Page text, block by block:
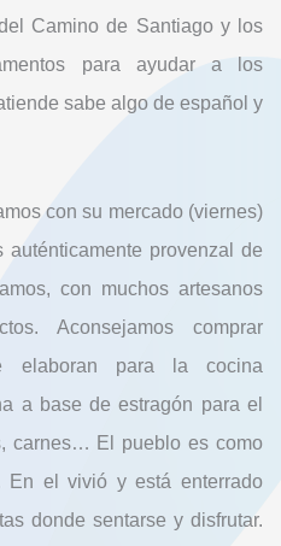
Camino de Santiago y los
para ayudar a los
sabe algo de español y
con su mercado (viernes)
provenzal de
con muchos artesanos
Aconsejamos comprar
elaboran para la cocina
a base de estragón para el
carnes… El pueblo es como
En el vivió y está enterrado
donde sentarse y disfrutar.